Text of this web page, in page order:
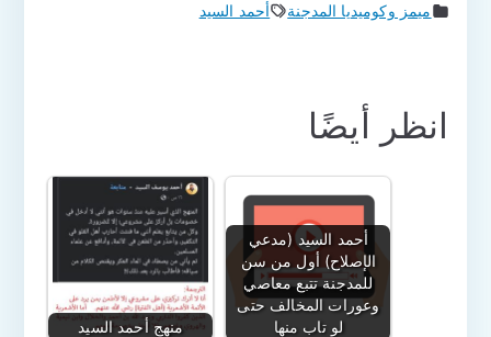
ميمز وكوميديا المدجنة أحمد السيد
انظر أيضًا
منهج أحمد السيد
أحمد السيد (مدعي
الإصلاح) أول من سن
للمدجنة تتبع معاصي
وعورات المخالف حتى
لو تاب منها